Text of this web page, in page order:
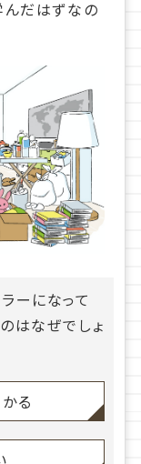
だはずなの
ーになって
はなぜでしょ
る